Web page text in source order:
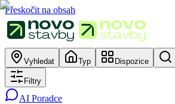
Přeskočit na obsah
Vyhledat Typ Dispozice
Filtry
AI Poradce